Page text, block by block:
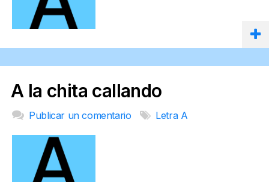
A la chita callando
Publicar un comentario Letra A